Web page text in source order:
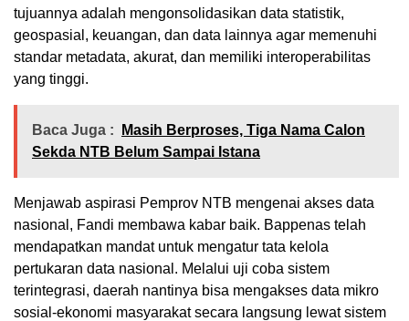
tujuannya adalah mengonsolidasikan data statistik,
geospasial, keuangan, dan data lainnya agar memenuhi
standar metadata, akurat, dan memiliki interoperabilitas
yang tinggi.
Baca Juga :
‎‎Masih Berproses, Tiga Nama Calon
Sekda NTB Belum Sampai Istana
​Menjawab aspirasi Pemprov NTB mengenai akses data
nasional, Fandi membawa kabar baik. Bappenas telah
mendapatkan mandat untuk mengatur tata kelola
pertukaran data nasional. Melalui uji coba sistem
terintegrasi, daerah nantinya bisa mengakses data mikro
sosial-ekonomi masyarakat secara langsung lewat sistem